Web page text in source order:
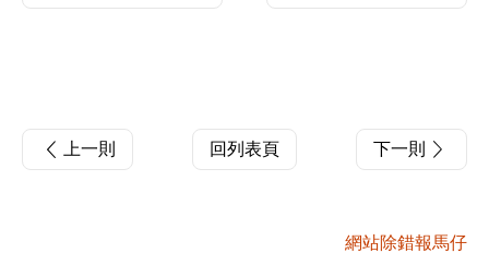
上一則 回列表頁 下一則
網站除錯報馬仔